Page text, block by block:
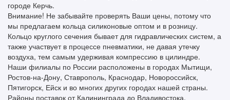
городе Керчь.
Внимание! Не забывайте проверять Ваши цены, потому что
мы предлагаем кольца силиконовые оптом и в розницу.
Кольцо круглого сечения бывает для гидравлических систем, а
также участвует в процессе пневматики, не давая утечку
воздуха, тем самым удерживая компрессию в цилиндре.
Наши филиалы по России расположены в городах Мытищи,
Ростов-на-Дону, Ставрополь, Краснодар, Новороссийск,
Пятигорск, Ейск и во многих других городах нашей страны.
Районы поставок от Калининграда до Владивостока.